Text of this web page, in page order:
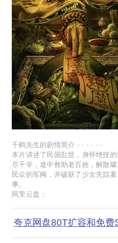
千鹤先生的剧情简介 · · · · · ·
本片讲述了民国乱世，身怀绝技
尽千辛，途中救助老百姓，解散
民众的军阀，并破获了少女失踪
事。
阿里云盘：
夸克网盘80T扩容和免费